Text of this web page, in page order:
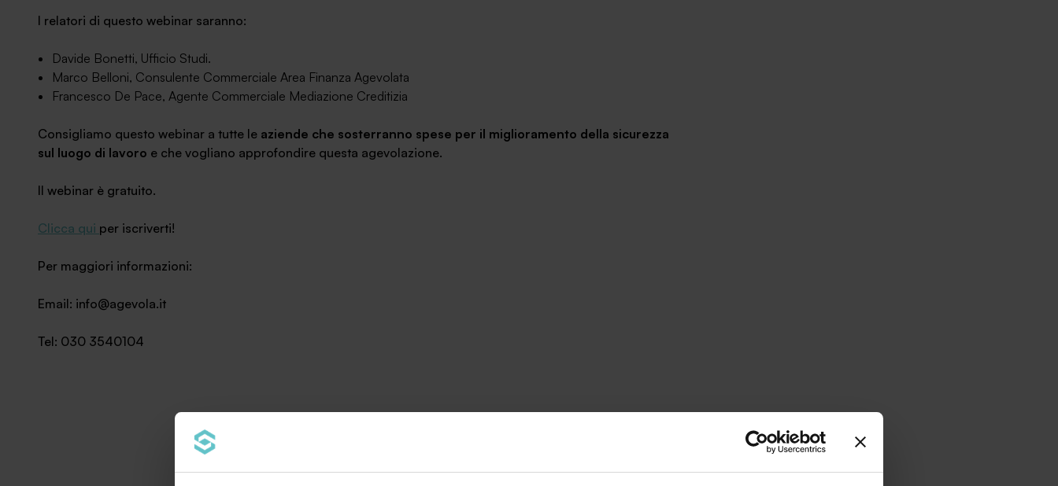
I relatori di questo webinar saranno:
Davide Bonetti, Ufficio Studi.
Marco Belloni, Consulente Commerciale Area Finanza Agevolata
Francesco De Pace, Agente Commerciale Mediazione Creditizia
Consigliamo questo webinar a tutte le aziende che sosterranno spese per il miglioramento della sicurezza
sul luogo di lavoro e che vogliano approfondire questa agevolazione.
Il webinar è gratuito.
Clicca qui per iscriverti!
Per maggiori informazioni:
Email: info@agevola.it
Tel: 030 3540104